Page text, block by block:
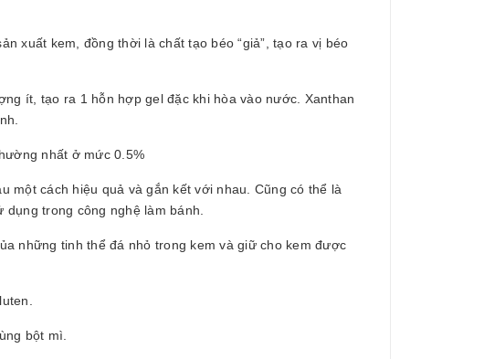
xuất kem, đồng thời là chất tạo béo “giả”, tạo ra vị béo
ít, tạo ra 1 hỗn hợp gel đặc khi hòa vào nước. Xanthan
nhất ở mức 0.5%
một cách hiệu quả và gắn kết với nhau. Cũng có thể là
trong công nghệ làm bánh.
những tinh thể đá nhỏ trong kem và giữ cho kem được
bột mì.